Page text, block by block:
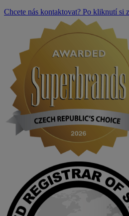
Chcete nás kontaktovat? Po kliknutí si